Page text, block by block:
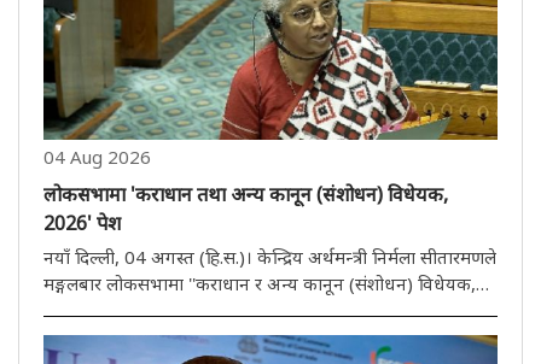
04 Aug 2026
लोकसभामा 'कराधान तथा अन्य कानून (संशोधन) विधेयक,
2026' पेश
नयाँ दिल्ली, 04 अगस्त (हि.स.)। केन्द्रिय अर्थमन्त्री निर्मला सीतारमणले
मङ्गलबार लोकसभामा ''कराधान र अन्य कानून (संशोधन) विधेयक,
विधेयक, 2026 पेश गर्दै अर्थमन्त्रीले सदनलाई यो कानून भुक्तानी..